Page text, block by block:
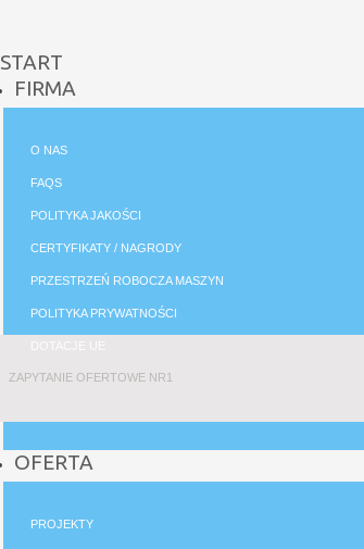
START
FIRMA
O NAS
FAQS
POLITYKA JAKOŚCI
CERTYFIKATY / NAGRODY
PRZESTRZEŃ ROBOCZA MASZYN
POLITYKA PRYWATNOŚCI
DOTACJE UE
ZAPYTANIE OFERTOWE NR1
OFERTA
PROJEKTY